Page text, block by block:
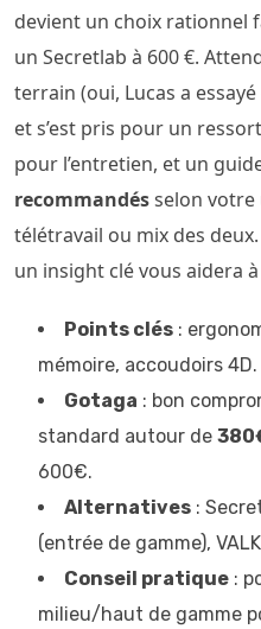
devient un choix rationnel
un Secretlab à 600 €.
terrain (oui, Lucas a
et s’est pris pour un
pour l’entretien, et un
recommandésselon
télétravail ou mix des
un insight clé vous aidera
Points clés :
mémoire, accoudoirs 4D.
Gotaga : bon
standard autour de
600€.
Alternatives :
(entrée de gamme),
Conseil pratique :
milieu/haut de gamme